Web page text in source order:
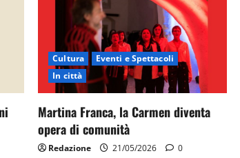
Cultura
Eventi e Spettacoli
In città
Martina Franca, la Carmen diventa
opera di comunità
Redazione 21/05/2026 0